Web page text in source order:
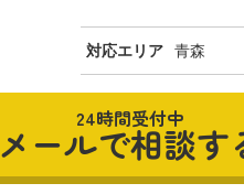
対応エリア 青森
24時間受付中
メールで相談す